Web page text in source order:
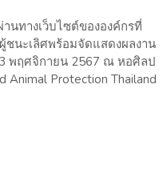
นทางเว็บไซต์ขององค์กรที่
ชนะเลิศพร้อมจัดแสดงผลงาน
พฤศจิกายน 2567 ณ หอศิลป
Animal Protection Thailand